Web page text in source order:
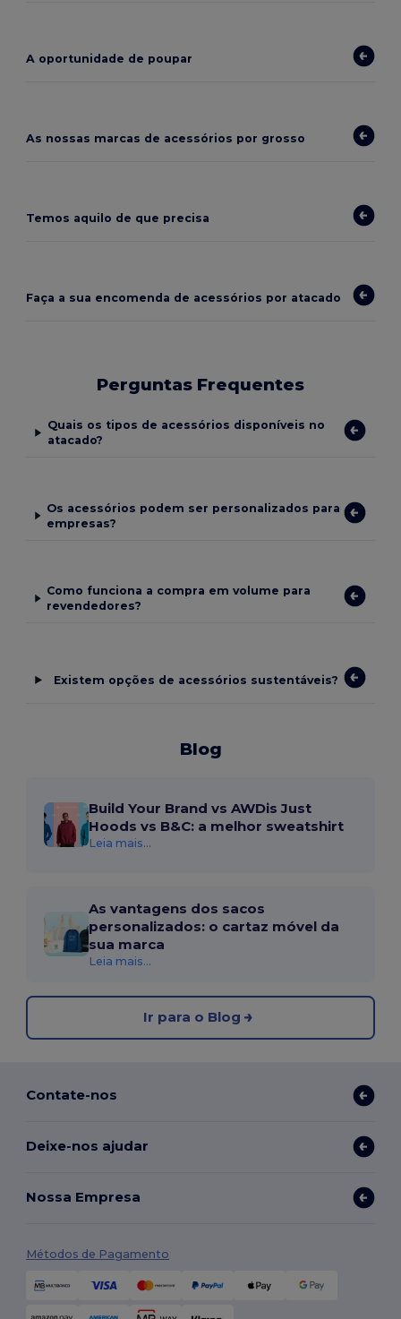
A oportunidade de poupar
As nossas marcas de acessórios por grosso
Temos aquilo de que precisa
Faça a sua encomenda de acessórios por atacado
Perguntas Frequentes
Quais os tipos de acessórios disponíveis no
atacado?
Os acessórios podem ser personalizados para
empresas?
Como funciona a compra em volume para
revendedores?
Existem opções de acessórios sustentáveis?
Blog
Build Your Brand vs AWDis Just
Hoods vs B&C: a melhor sweatshirt
Leia mais...
As vantagens dos sacos
personalizados: o cartaz móvel da
sua marca
Leia mais...
Ir para o Blog
Contate-nos
Deixe-nos ajudar
Nossa Empresa
Métodos de Pagamento